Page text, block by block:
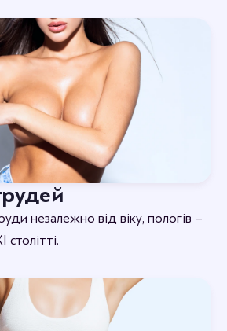
незалежно від віку, пологів –
столітті.